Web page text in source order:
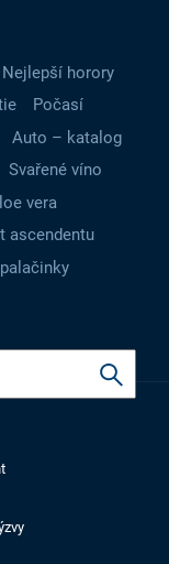
Nejlepší horory
Počasí
Auto – katalog
Svařené víno
vera
ascendentu